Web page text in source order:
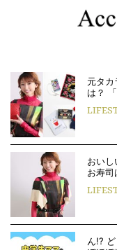
元タ
は？
おい
お寿
ん!?